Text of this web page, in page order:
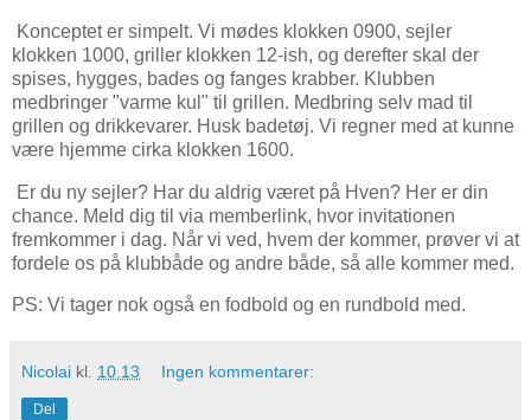
Konceptet er simpelt. Vi mødes klokken 0900, sejler
klokken 1000, griller klokken 12-ish, og derefter skal der
spises, hygges, bades og fanges krabber. Klubben
medbringer "varme kul" til grillen. Medbring selv mad til
grillen og drikkevarer. Husk badetøj. Vi regner med at kunne
være hjemme cirka klokken 1600.
Er du ny sejler? Har du aldrig været på Hven? Her er din
chance. Meld dig til via memberlink, hvor invitationen
fremkommer i dag. Når vi ved, hvem der kommer, prøver vi at
fordele os på klubbåde og andre både, så alle kommer med.
PS: Vi tager nok også en fodbold og en rundbold med.
Nicolai kl. 10.13 Ingen kommentarer:
Del